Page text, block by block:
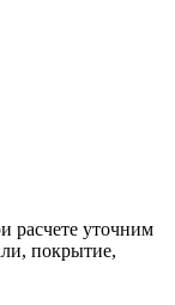
расчете уточним
покрытие,